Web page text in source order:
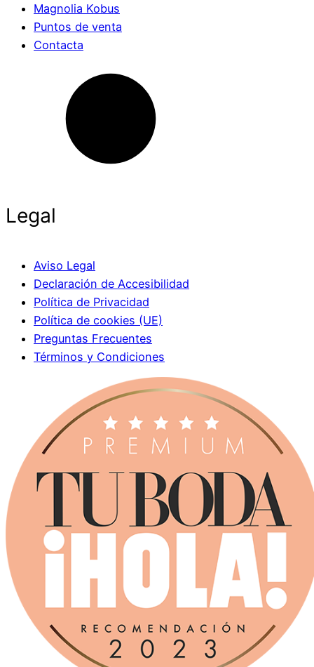
Magnolia Kobus
Puntos de venta
Contacta
Legal
Aviso Legal
Declaración de Accesibilidad
Política de Privacidad
Política de cookies (UE)
Preguntas Frecuentes
Términos y Condiciones